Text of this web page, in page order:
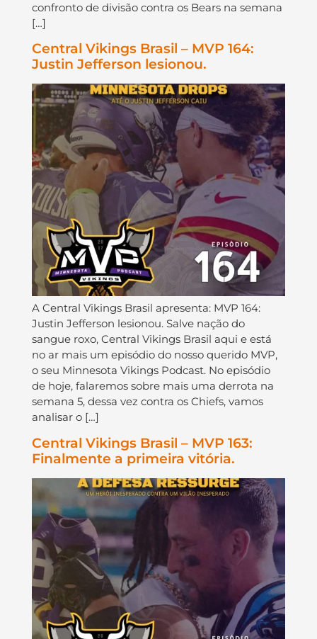
confronto de divisão contra os Bears na semana
[…]
Central Vikings Brasil – MVP 164:
Justin Jefferson lesionou.
A Central Vikings Brasil apresenta: MVP 164:
Justin Jefferson lesionou. Salve nação do
sangue roxo, Central Vikings Brasil aqui e está
no ar mais um episódio do nosso querido MVP,
o seu Minnesota Vikings Podcast. No episódio
de hoje, falaremos sobre mais uma derrota na
semana 5, dessa vez contra os Chiefs, vamos
analisar o […]
Central Vikings Brasil – MVP 163:
Finalmente a primeira vitória.